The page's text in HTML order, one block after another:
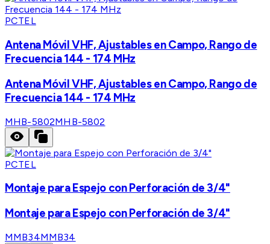
PCTEL
Antena Móvil VHF, Ajustables en Campo, Rango de
Frecuencia 144 - 174 MHz
Antena Móvil VHF, Ajustables en Campo, Rango de
Frecuencia 144 - 174 MHz
MHB-5802MHB-5802
PCTEL
Montaje para Espejo con Perforación de 3/4"
Montaje para Espejo con Perforación de 3/4"
MMB34MMB34